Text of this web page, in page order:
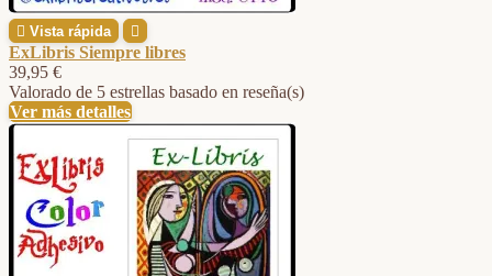
 Vista rápida 
ExLibris Siempre libres
39,95 €
Valorado de 5 estrellas basado en reseña(s)
Ver más detalles